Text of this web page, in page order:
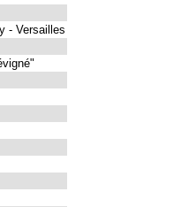
- Versailles